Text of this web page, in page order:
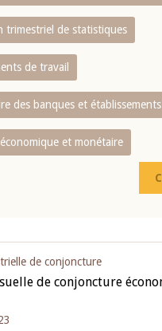
trimestriel de statistiques
de travail
des banques et
et monétaire
de conjoncture
de conjoncture